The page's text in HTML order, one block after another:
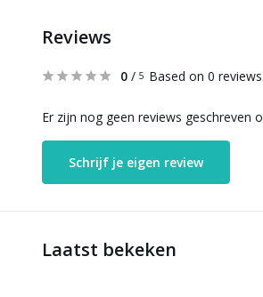
Reviews
0 / 5 Based on 0 reviews
Er zijn nog geen reviews geschreven
Schrijf je eigen review
Laatst bekeken